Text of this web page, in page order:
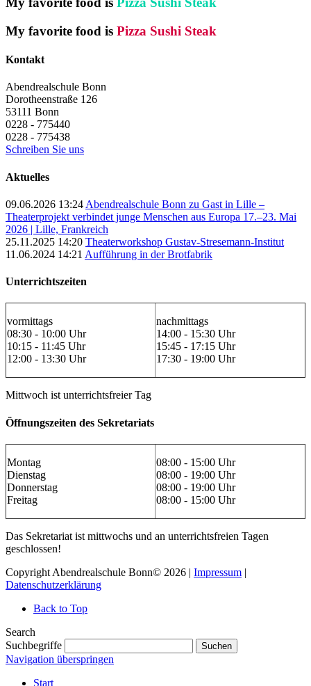
My favorite food is Pizza Sushi Steak
Kontakt
Abendrealschule Bonn
Dorotheenstraße 126
53111 Bonn
0228 - 775440
0228 - 775438
Schreiben Sie uns
Aktuelles
09.06.2026 13:24 Abendrealschule Bonn zu Gast in Lille –
Theaterprojekt verbindet junge Menschen aus Europa 17.–23. Mai
2026 | Lille, Frankreich
25.11.2025 14:20 Theaterworkshop Gustav-Stresemann-Institut
11.06.2024 14:21 Aufführung in der Brotfabrik
Unterrichtszeiten
vormittags
08:30 - 10:00 Uhr
10:15 - 11:45 Uhr
12:00 - 13:30 Uhr
nachmittags
14:00 - 15:30 Uhr
15:45 - 17:15 Uhr
17:30 - 19:00 Uhr
Mittwoch ist unterrichtsfreier Tag
Öffnungszeiten des Sekretariats
Montag
Dienstag
Donnerstag
Freitag
08:00 - 15:00 Uhr
08:00 - 19:00 Uhr
08:00 - 19:00 Uhr
08:00 - 15:00 Uhr
Das Sekretariat ist mittwochs und an unterrichtsfreien Tagen
geschlossen!
Copyright Abendrealschule Bonn© 2026 | Impressum |
Datenschutzerklärung
Back to Top
Search
Suchbegriffe
Suchen
Navigation überspringen
Start